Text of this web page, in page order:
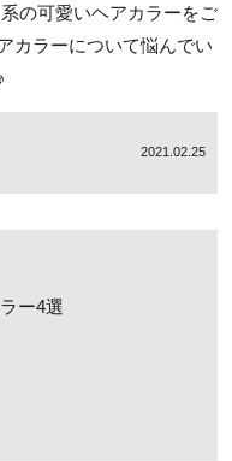
の可愛いヘアカラーをご
カラーについて悩んでい
2021.02.25
ー4選